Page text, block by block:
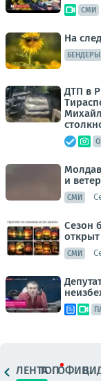
СМИ
На
БЕНДЕРЫ
ДТП в
и
СМИ
Сезон
открыт
СМИ
ЛЕНТАТОПОФИЦ.